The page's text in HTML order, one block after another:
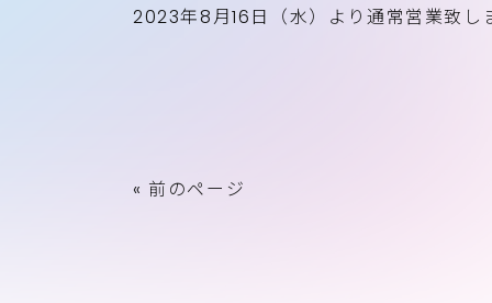
2023年8月16日（水）より通常営業致し
« 前のページ